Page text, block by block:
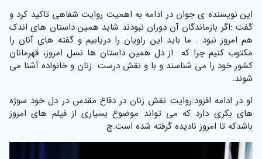
این نویسنده ی جوان در ادامه به اهمیت روایت شفاهی تاکید کرد و
گفت :اگر بازماندگان آن دوران نبودند شاید همین داستان های اندک
هم امروز نبود . ما باید این راویان را دریابیم و گفته های آنان را
مکتوب کنیم چرا که از دل همین داستان ها نسل امروز، قهرمانان
کشور خود را می شناسند و با و نقش درست زنان و خانواده آشنا می
شوند.
او در ادامه افزود:روایت نقش زنان در دفاع مقدس در دل خود سوژه
های بکری دارد که می تواند موضوع بسیاری از فیلم های امروز
باشدکه تا امروز نادیده گرفته شده است.چ